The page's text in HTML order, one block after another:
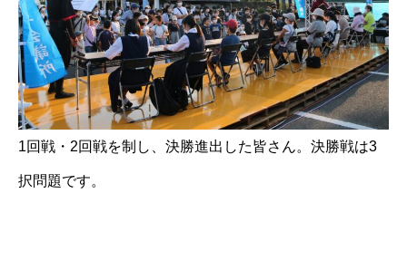
1回戦・2回戦を制し、決勝進出した皆さん。決勝戦は3
択問題です。